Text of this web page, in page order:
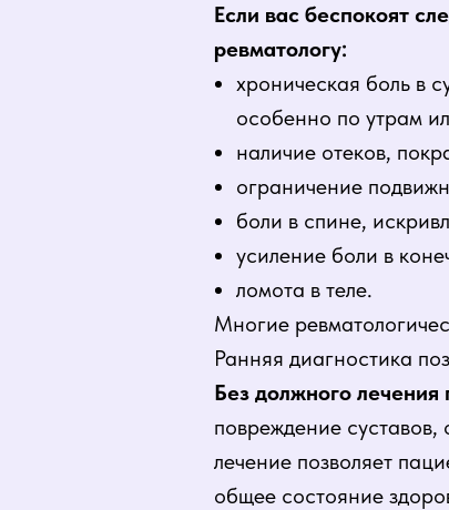
Если вас беспокоят
ревматологу:
хроническая боль в
особенно по утрам
наличие отеков,
ограничение
боли в спине,
усиление боли в
ломота в теле.
Многие
Ранняя диагностика
Без должного
повреждение
лечение позволяет
общее состояние